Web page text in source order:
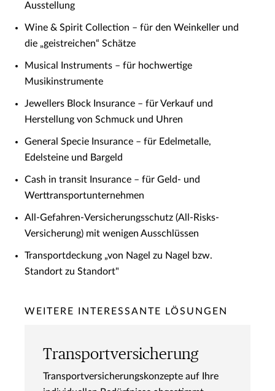
Ausstellung
Wine & Spirit Collection – für den Weinkeller und
die „geistreichen“ Schätze
Musical Instruments – für hochwertige
Musikinstrumente
Jewellers Block Insurance – für Verkauf und
Herstellung von Schmuck und Uhren
General Specie Insurance – für Edelmetalle,
Edelsteine und Bargeld
Cash in transit Insurance – für Geld- und
Werttransportunternehmen
All-Gefahren-Versicherungsschutz (All-Risks-
Versicherung) mit wenigen Ausschlüssen
Transportdeckung „von Nagel zu Nagel bzw.
Standort zu Standort"
WEITERE INTERESSANTE LÖSUNGEN
Transportversicherung
Transportversicherungskonzepte auf Ihre